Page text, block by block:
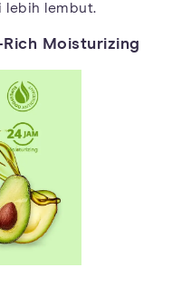
lebih lembut.
Moisturizing